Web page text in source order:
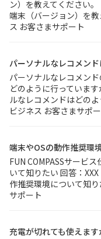
ン）を教えてください
端末（バージョン）を
ス お客さまサポート
パーソナルなレコメン
パーソナルなレコメン
どのように行っていま
ルなレコメンドはどの
ビジネス お客さまサポ
端末やOSの動作推奨環
FUN COMPASSサービ
いて知りたい 回答：
作推奨環境について知
サポート
充電が切れても使えます